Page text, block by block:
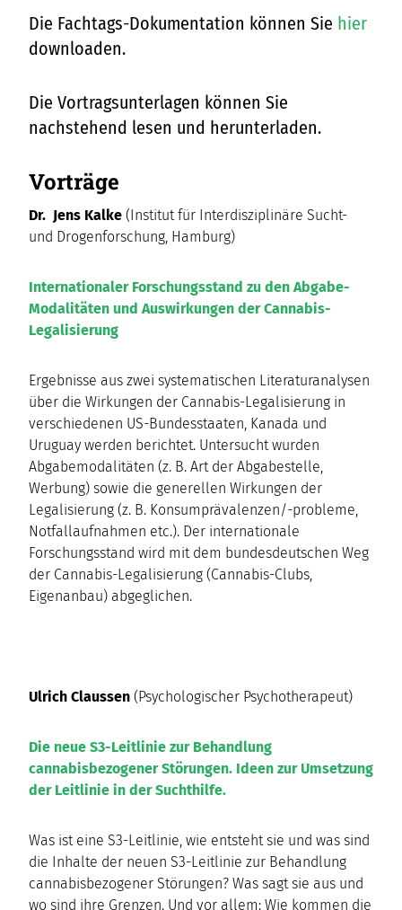
Die Fachtags-Dokumentation können Sie hier
downloaden.
Die Vortragsunterlagen können Sie
nachstehend lesen und herunterladen.
Vorträge
Dr. Jens Kalke (Institut für Interdisziplinäre Sucht-
und Drogenforschung, Hamburg)
Internationaler Forschungsstand zu den Abgabe-
Modalitäten und Auswirkungen der Cannabis-
Legalisierung
Ergebnisse aus zwei systematischen Literaturanalysen
über die Wirkungen der Cannabis-Legalisierung in
verschiedenen US-Bundesstaaten, Kanada und
Uruguay werden berichtet. Untersucht wurden
Abgabemodalitäten (z. B. Art der Abgabestelle,
Werbung) sowie die generellen Wirkungen der
Legalisierung (z. B. Konsumprävalenzen/-probleme,
Notfallaufnahmen etc.). Der internationale
Forschungsstand wird mit dem bundesdeutschen Weg
der Cannabis-Legalisierung (Cannabis-Clubs,
Eigenanbau) abgeglichen.
Ulrich Claussen (Psychologischer Psychotherapeut)
Die neue S3-Leitlinie zur Behandlung
cannabisbezogener Störungen. Ideen zur Umsetzung
der Leitlinie in der Suchthilfe.
Was ist eine S3-Leitlinie, wie entsteht sie und was sind
die Inhalte der neuen S3-Leitlinie zur Behandlung
cannabisbezogener Störungen? Was sagt sie aus und
wo sind ihre Grenzen. Und vor allem: Wie kommen die